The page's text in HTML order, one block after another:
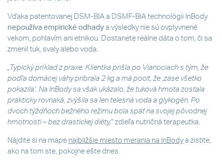
Vďaka patentovanej DSM-BIA a DSMF-BIA technológii InBody
nepoužíva empirické odhady a výsledky nie sú ovplyvnené
vekom, pohlavím ani etnikou. Dostanete reálne dáta o tom, či sa
zmenil tuk, svaly alebo voda.
„Typický príklad z praxe: Klientka prišla po Vianociach s tým, že
podľa domácej váhy pribrala 2 kg a má pocit, že ,zase všetko
pokazila‘. Na InBody sa však ukázalo, že tuková hmota zostala
prakticky rovnaká, zvýšila sa len telesná voda a glykogén. Po
dvoch týždňoch bežného režimu bola späť na svojej pôvodnej
hmotnosti – bez drastickej diéty,“ zdieľa nutričná terapeutka.
Nájdite si na mape najbližšie miesto merania na InBodya zistite,
ako na tom ste, pokojne ešte dnes.